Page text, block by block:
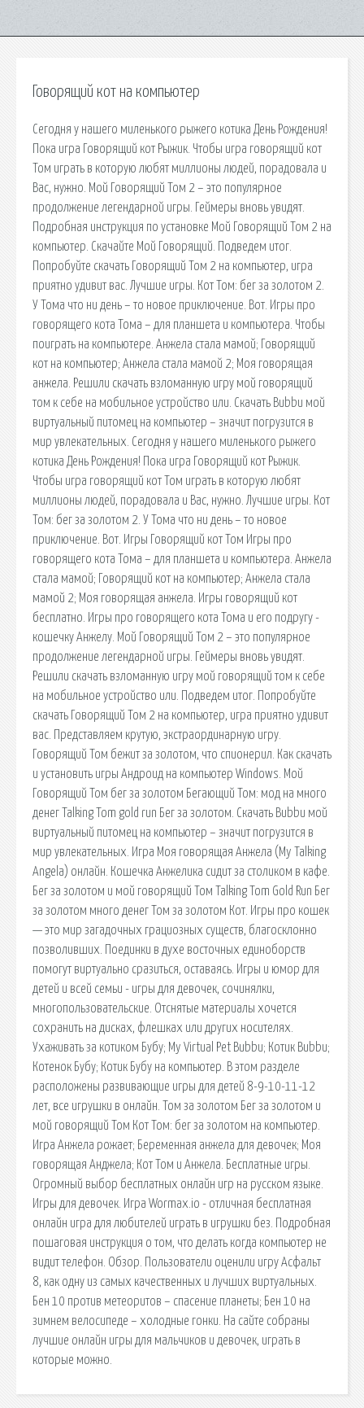
Говорящий кот на компьютер
Сегодня у нашего миленького рыжего котика День Рождения!
Пока игра Говорящий кот Рыжик. Чтобы игра говорящий кот
Том играть в которую любят миллионы людей, порадовала и
Вас, нужно. Мой Говорящий Том 2 – это популярное
продолжение легендарной игры. Геймеры вновь увидят.
Подробная инструкция по установке Мой Говорящий Том 2 на
компьютер. Скачайте Мой Говорящий. Подведем итог.
Попробуйте скачать Говорящий Том 2 на компьютер, игра
приятно удивит вас. Лучшие игры. Кот Том: бег за золотом 2.
У Тома что ни день – то новое приключение. Вот. Игры про
говорящего кота Тома – для планшета и компьютера. Чтобы
поиграть на компьютере. Анжела стала мамой; Говорящий
кот на компьютер; Анжела стала мамой 2; Моя говорящая
анжела. Решили скачать взломанную игру мой говорящий
том к себе на мобильное устройство или. Скачать Bubbu мой
виртуальный питомец на компьютер – значит погрузится в
мир увлекательных. Сегодня у нашего миленького рыжего
котика День Рождения! Пока игра Говорящий кот Рыжик.
Чтобы игра говорящий кот Том играть в которую любят
миллионы людей, порадовала и Вас, нужно. Лучшие игры. Кот
Том: бег за золотом 2. У Тома что ни день – то новое
приключение. Вот. Игры Говорящий кот Том Игры про
говорящего кота Тома – для планшета и компьютера. Анжела
стала мамой; Говорящий кот на компьютер; Анжела стала
мамой 2; Моя говорящая анжела. Игры говорящий кот
бесплатно. Игры про говорящего кота Тома и его подругу -
кошечку Анжелу. Мой Говорящий Том 2 – это популярное
продолжение легендарной игры. Геймеры вновь увидят.
Решили скачать взломанную игру мой говорящий том к себе
на мобильное устройство или. Подведем итог. Попробуйте
скачать Говорящий Том 2 на компьютер, игра приятно удивит
вас. Представляем крутую, экстраординарную игру.
Говорящий Том бежит за золотом, что спионерил. Как скачать
и установить игры Андроид на компьютер Windows. Мой
Говорящий Том бег за золотом Бегающий Том: мод на много
денег Talking Tom gold run Бег за золотом. Скачать Bubbu мой
виртуальный питомец на компьютер – значит погрузится в
мир увлекательных. Игра Моя говорящая Анжела (My Talking
Angela) онлайн. Кошечка Анжелика сидит за столиком в кафе.
Бег за золотом и мой говорящий Том Talking Tom Gold Run Бег
за золотом много денег Том за золотом Кот. Игры про кошек
— это мир загадочных грациозных существ, благосклонно
позволивших. Поединки в духе восточных единоборств
помогут виртуально сразиться, оставаясь. Игры и юмор для
детей и всей семьи - игры для девочек, сочинялки,
многопользовательские. Отснятые материалы хочется
сохранить на дисках, флешках или других носителях.
Ухаживать за котиком Бубу; My Virtual Pet Bubbu; Котик Bubbu;
Котенок Бубу; Котик Бубу на компьютер. В этом разделе
расположены развивающие игры для детей 8-9-10-11-12
лет, все игрушки в онлайн. Том за золотом Бег за золотом и
мой говорящий Том Кот Том: бег за золотом на компьютер.
Игра Анжела рожает; Беременная анжела для девочек; Моя
говорящая Анджела; Кот Том и Анжела. Бесплатные игры.
Огромный выбор бесплатных онлайн игр на русском языке.
Игры для девочек. Игра Wormax.io - отличная бесплатная
онлайн игра для любителей играть в игрушки без. Подробная
пошаговая инструкция о том, что делать когда компьютер не
видит телефон. Обзор. Пользователи оценили игру Асфальт
8, как одну из самых качественных и лучших виртуальных.
Бен 10 против метеоритов – спасение планеты; Бен 10 на
зимнем велосипеде – холодные гонки. На сайте собраны
лучшие онлайн игры для мальчиков и девочек, играть в
которые можно.